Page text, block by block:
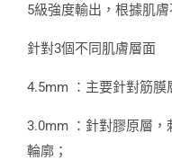
5級強度輸出，根據肌
針對3個不同肌膚層面
4.5mm ：主要針對筋膜
3.0mm ：針對膠原層
輪廓；